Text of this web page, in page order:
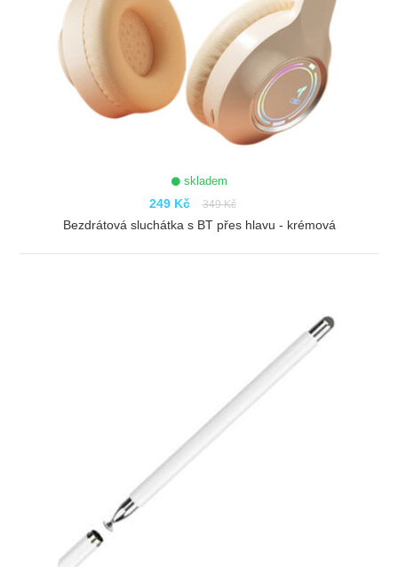
skladem
249 Kč 349 Kč
Bezdrátová sluchátka s BT přes hlavu - krémová